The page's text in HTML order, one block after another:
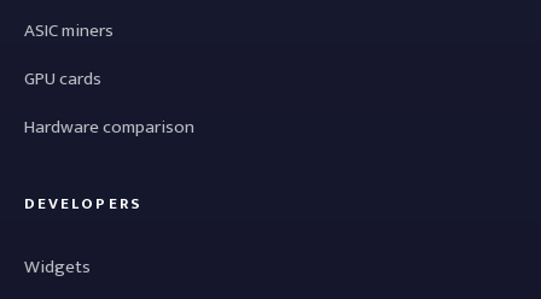
ASIC miners
GPU cards
Hardware comparison
DEVELOPERS
Widgets